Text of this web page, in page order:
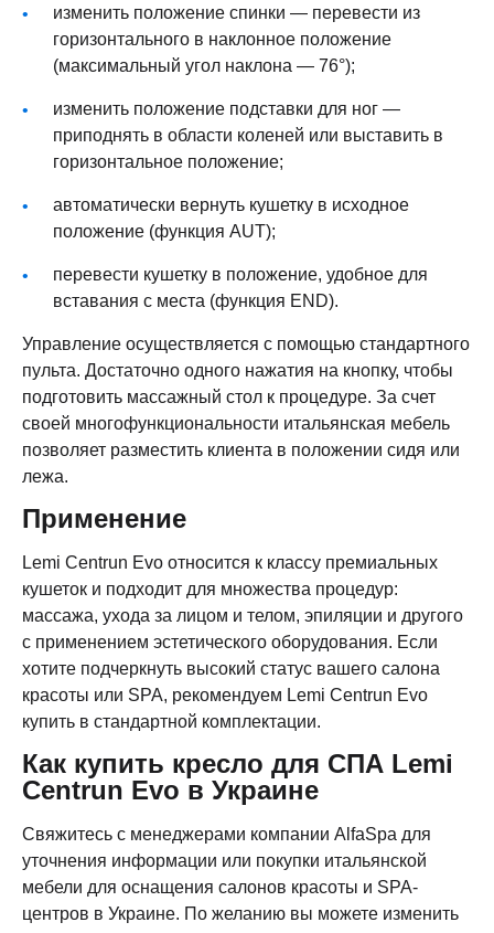
изменить положение спинки — перевести из
горизонтального в наклонное положение
(максимальный угол наклона — 76°);
изменить положение подставки для ног —
приподнять в области коленей или выставить в
горизонтальное положение;
автоматически вернуть кушетку в исходное
положение (функция AUT);
перевести кушетку в положение, удобное для
вставания с места (функция END).
Управление осуществляется с помощью стандартного
пульта. Достаточно одного нажатия на кнопку, чтобы
подготовить массажный стол к процедуре. За счет
своей многофункциональности итальянская мебель
позволяет разместить клиента в положении сидя или
лежа.
Применение
Lemi Centrun Evo относится к классу премиальных
кушеток и подходит для множества процедур:
массажа, ухода за лицом и телом, эпиляции и другого
с применением эстетического оборудования. Если
хотите подчеркнуть высокий статус вашего салона
красоты или SPA, рекомендуем Lemi Centrun Evo
купить в стандартной комплектации.
Как купить кресло для СПА Lemi
Centrun Evo в Украине
Свяжитесь с менеджерами компании AlfaSpa для
уточнения информации или покупки итальянской
мебели для оснащения салонов красоты и SPA-
центров в Украине. По желанию вы можете изменить